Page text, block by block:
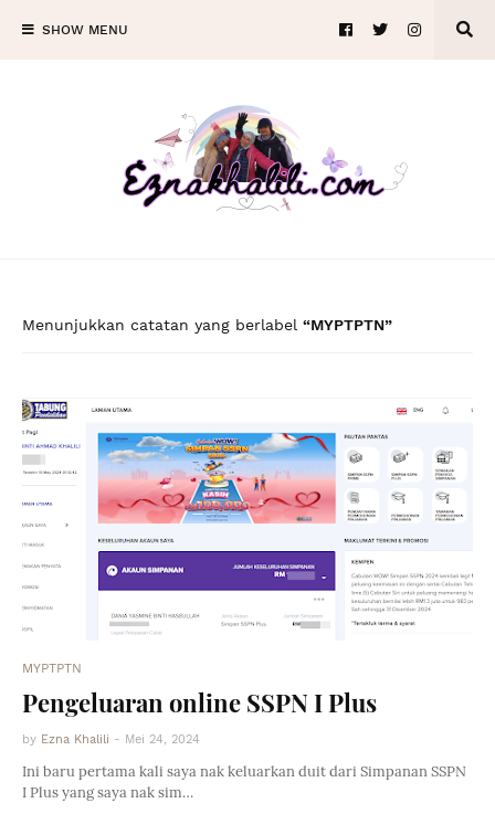
SHOW MENU
Menunjukkan catatan yang berlabel MYPTPTN
MYPTPTN
Pengeluaran online SSPN I Plus
by Ezna Khalili - Mei 24, 2024
Ini baru pertama kali saya nak keluarkan duit dari Simpanan SSPN
I Plus yang saya nak sim…